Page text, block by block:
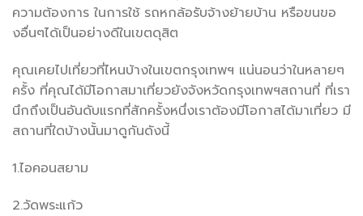
ความต้องการ ในการใช้ รถหกล้อรับจ้างย้ายบ้าน หรือขนขอ
งอื่นๆได้เป็นอย่างดีในเขตดุสิต
คุณเคยไปเที่ยวที่ไหนบ้างในเขตกรุงเทพฯ แน่นอนว่าในหลายๆ
ครั้ง ที่คุณได้มีโอกาสมาเที่ยวยังจังหวัดกรุงเทพฯสถานที่ ที่เรา
นึกถึงเป็นอันดับแรกที่สักครั้งหนึ่งเราต้องมีโอกาสได้มาเที่ยว มี
สถานที่ใดบ้างนั้นมาดูกันดังนี้
1.ไอคอนสยาม
2.วัดพระแก้ว